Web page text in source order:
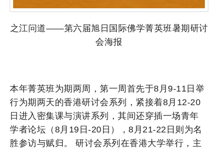
之江问道——第六届旭日国际佛学菁英班暑期研讨
会海报
本年菁英班为期两周，第一周首先于8月9-11日举
行为期两天的香港研讨会系列，紧接着8月12-20
日进入密集课与演讲系列，其间还穿插一场青年
学者论坛（8月19日-20日），8月21-22日则为名
胜参访与赋归。 研讨会系列在香港大学举行，主